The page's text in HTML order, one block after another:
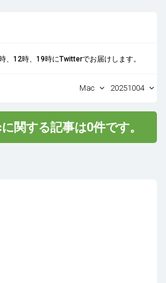
、12時、19時にTwitterでお届けします。
Mac 20251004
関する記事は0件です。